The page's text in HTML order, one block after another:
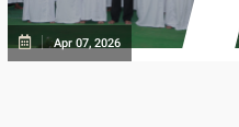
Apr 07, 2026